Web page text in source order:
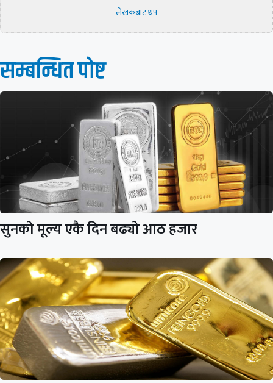
लेखकबाट थप
सम्बन्धित पाेष्ट
सुनको मूल्य एकै दिन बढ्यो आठ हजार